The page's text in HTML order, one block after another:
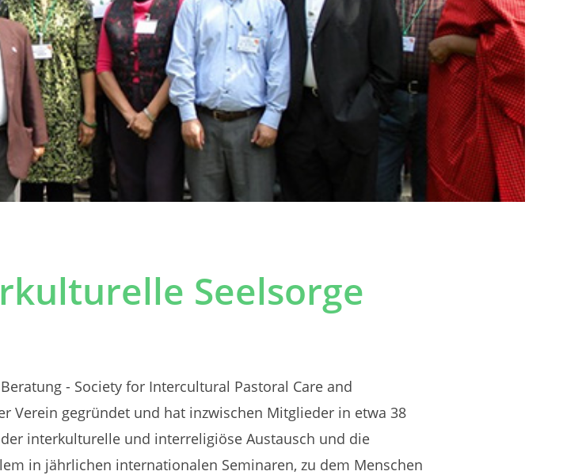
Seelsorge
- Society for Intercultural Pastoral Care and
Verein gegründet und hat inzwischen Mitglieder in etwa 38
interkulturelle und interreligiöse Austausch und die
in jährlichen internationalen Seminaren, zu dem Menschen